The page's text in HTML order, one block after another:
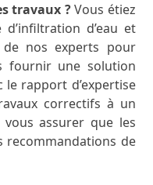
travaux ?Vous étiez
d’eau et
nos experts pour
fournir une solution
rapport d’expertise
correctifs à un
assurer que les
recommandations de